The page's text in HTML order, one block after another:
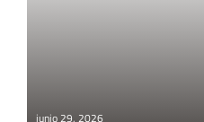
junio 29, 2026